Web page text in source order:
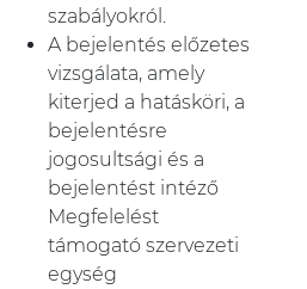
szabályokról.
A bejelentés előzetes
vizsgálata, amely
kiterjed a hatásköri, a
bejelentésre
jogosultsági és a
bejelentést intéző
Megfelelést
támogató szervezeti
egység